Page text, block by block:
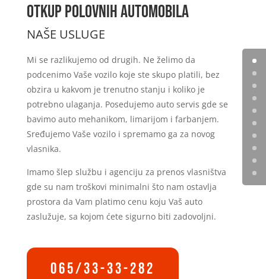
OTKUP POLOVNIH AUTOMOBILA
NAŠE USLUGE
Mi se razlikujemo od drugih. Ne želimo da
podcenimo Vaše vozilo koje ste skupo platili, bez
obzira u kakvom je trenutno stanju i koliko je
potrebno ulaganja. Posedujemo auto servis gde se
bavimo auto mehanikom, limarijom i farbanjem.
Sređujemo Vaše vozilo i spremamo ga za novog
vlasnika.
Imamo šlep službu i agenciju za prenos vlasništva
gde su nam troškovi minimalni što nam ostavlja
prostora da Vam platimo cenu koju Vaš auto
zaslužuje, sa kojom ćete sigurno biti zadovoljni.
065/33-33-282